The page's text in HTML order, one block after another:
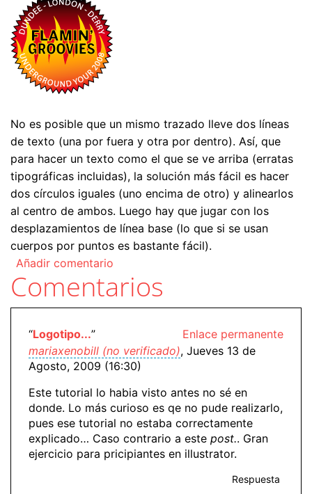
No es posible que un mismo trazado lleve dos líneas
de texto (una por fuera y otra por dentro). Así, que
para hacer un texto como el que se ve arriba (erratas
tipográficas incluidas), la solución más fácil es hacer
dos círculos iguales (uno encima de otro) y alinearlos
al centro de ambos. Luego hay que jugar con los
desplazamientos de línea base (lo que si se usan
cuerpos por puntos es bastante fácil).
Añadir comentario
Comentarios
Enlace permanente
“Logotipo...”
mariaxenobill (no verificado), Jueves 13 de
Agosto, 2009 (16:30)
Este tutorial lo habia visto antes no sé en
donde. Lo más curioso es qe no pude realizarlo,
pues ese tutorial no estaba correctamente
explicado… Caso contrario a este post.. Gran
ejercicio para pricipiantes en illustrator.
Respuesta